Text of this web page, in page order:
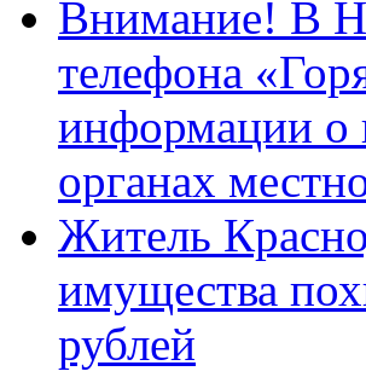
Внимание! В
телефона
информации о
органах
Житель
имущества
рублей